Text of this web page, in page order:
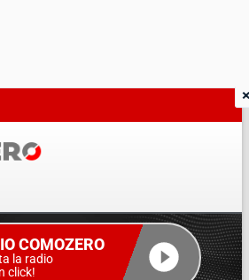
COMOZERO
la radio
click!